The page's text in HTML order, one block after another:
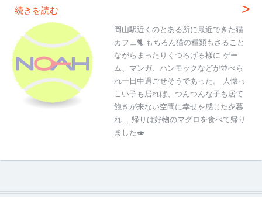
続きを読む >
岡山駅近くのとある所に最近できた猫
カフェ🐈 もちろん猫の種類もさること
ながらまったりくつろげる様に ゲー
ム、マンガ、ハンモックなどが並べら
れ一日中過ごせそうであった。 人懐っ
こい子も居れば、つんつんな子も居て
飽きが来ない空間に幸せを感じた夕暮
れ… 帰りは好物のマグロを食べて帰り
ました🍣